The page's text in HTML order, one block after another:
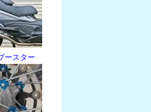
ースター